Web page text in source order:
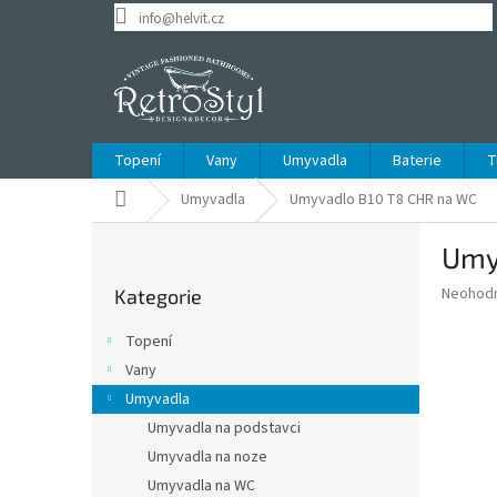
info@helvit.cz
Topení Vany Umyvadla Baterie
Domů Umyvadla Umyvadlo B10 T8 CHR na WC
n
kategorie
Kategorie
Topení
Vany
Umyvadla
Umyvadla na podstavci
Umyvadla na noze
Umyvadla na WC